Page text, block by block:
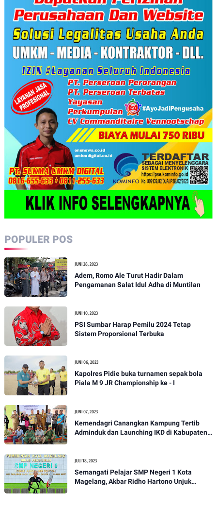
POPULER POS
JUNI 28, 2023
Adem, Romo Ale Turut Hadir Dalam
Pengamanan Salat Idul Adha di Muntilan
JUNI 10, 2023
PSI Sumbar Harap Pemilu 2024 Tetap
Sistem Proporsional Terbuka
JUNI 06, 2023
Kapolres Pidie buka turnamen sepak bola
Piala M 9 JR Championship ke - I
JUNI 07, 2023
Kemendagri Canangkan Kampung Tertib
Adminduk dan Launching IKD di Kabupaten
JULI 18, 2023
Semangati Pelajar SMP Negeri 1 Kota
Magelang, Akbar Ridho Hartono Unjuk